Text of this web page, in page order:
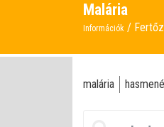
Malária
Információk
malária